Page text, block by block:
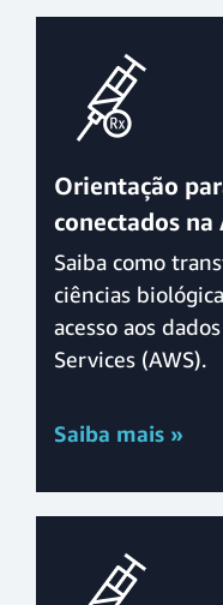
Orientação
conectados na
Saiba como
ciências
acesso aos
Services (AWS).
Saiba mais »